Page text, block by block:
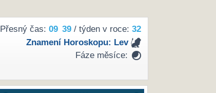
Přesný čas: 09 39/ týden v roce: 32
Znamení Horoskopu: Lev
Fáze měsíce: